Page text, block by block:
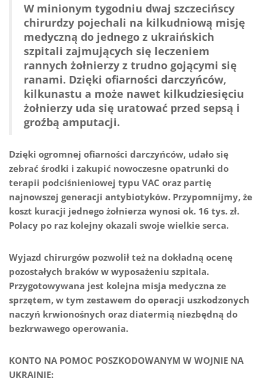
W minionym tygodniu dwaj szczecińscy
chirurdzy pojechali na kilkudniową misję
medyczną do jednego z ukraińskich
szpitali zajmujących się leczeniem
rannych żołnierzy z trudno gojącymi się
ranami. Dzięki ofiarności darczyńców,
kilkunastu a może nawet kilkudziesięciu
żołnierzy uda się uratować przed sepsą i
groźbą amputacji.
Dzięki ogromnej ofiarności darczyńców, udało się
zebrać środki i zakupić nowoczesne opatrunki do
terapii podciśnieniowej typu VAC oraz partię
najnowszej generacji antybiotyków. Przypomnijmy, że
koszt kuracji jednego żołnierza wynosi ok. 16 tys. zł.
Polacy po raz kolejny okazali swoje wielkie serca.
Wyjazd chirurgów pozwolił też na dokładną ocenę
pozostałych braków w wyposażeniu szpitala.
Przygotowywana jest kolejna misja medyczna ze
sprzętem, w tym zestawem do operacji uszkodzonych
naczyń krwionośnych oraz diatermią niezbędną do
bezkrwawego operowania.
KONTO NA POMOC POSZKODOWANYM W WOJNIE NA
UKRAINIE: